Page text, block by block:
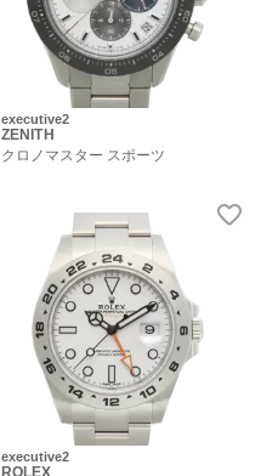
executive2
ZENITH
クロノマスター スポーツ
executive2
ROLEX